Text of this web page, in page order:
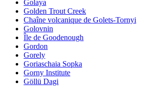
Golaya
Golden Trout Creek
Chaîne volcanique de Golets-Tornyi
Golovnin
Île de Goodenough
Gordon
Gorely
Goriaschaia Sopka
Gorny Institute
Göllü Dagi